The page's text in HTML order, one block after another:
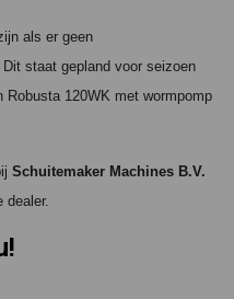
als er geen
staat gepland voor seizoen
120WK met wormpomp
Schuitemaker Machines B.V.
dealer.